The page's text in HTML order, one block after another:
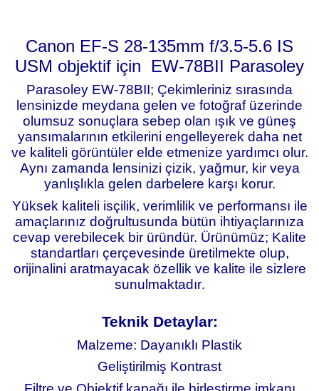
Canon EF-S 28-135mm f/3.5-5.6 IS
USM objektif için EW-78BII Parasoley
Parasoley EW-78BII; Çekimleriniz sırasında
lensinizde meydana gelen ve fotoğraf üzerinde
olumsuz sonuçlara sebep olan ışık ve güneş
yansımalarının etkilerini engelleyerek daha net
ve kaliteli görüntüler elde etmenize yardımcı olur.
Aynı zamanda lensinizi çizik, yağmur, kir veya
yanlışlıkla gelen darbelere karşı korur.
Yüksek kaliteli isçilik, verimlilik ve performansı ile
amaçlarınız doğrultusunda bütün ihtiyaçlarınıza
cevap verebilecek bir üründür. Ürünümüz; Kalite
standartları çerçevesinde üretilmekte olup,
orijinalini aratmayacak özellik ve kalite ile sizlere
sunulmaktadır.
Teknik Detaylar:
Malzeme: Dayanıklı Plastik
Geliştirilmiş Kontrast